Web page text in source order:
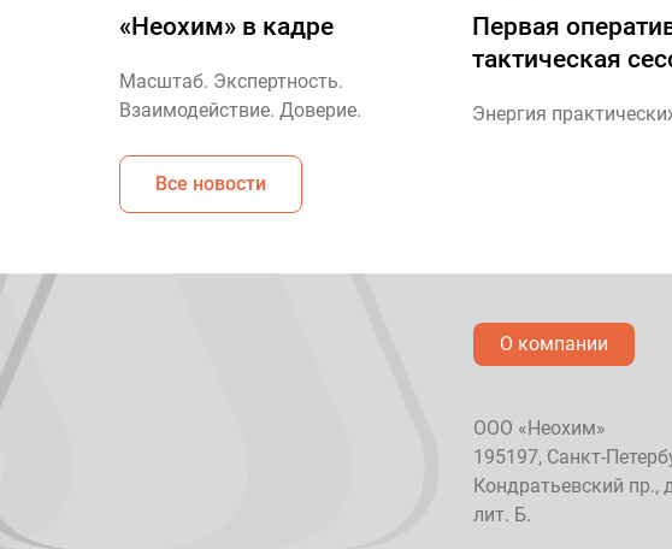
«Неохим» в кадре
Масштаб. Экспертность.
Взаимодействие. Доверие.
Первая
тактическая
Энергия
Все новости
О компании
ООО «Неохим»
195197, Санкт-
Кондратьевский пр.,
лит. Б.